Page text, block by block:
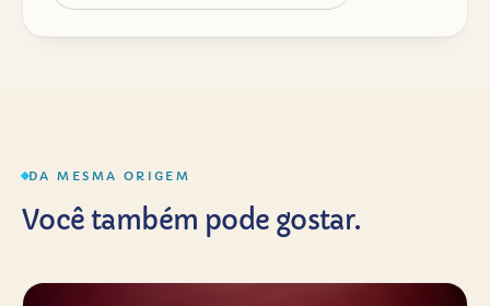
DA MESMA ORIGEM
Você também pode gostar.